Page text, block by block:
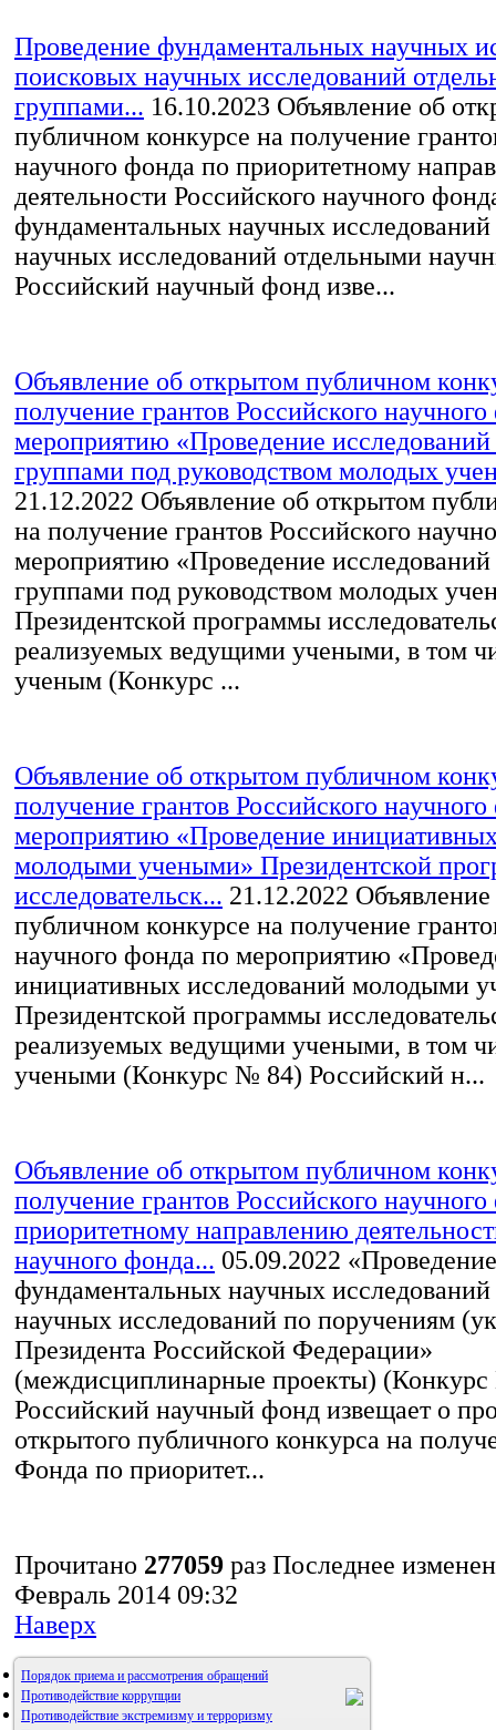
Проведение фундаментальных научных
поисковых научных исследований
группами... 16.10.2023 Объявление об
публичном конкурсе на получение
научного фонда по приоритетному
деятельности Российского научного
фундаментальных научных
научных исследований отдельными
Российский научный фонд изве...
Объявление об открытом публичном
получение грантов Российского
мероприятию «Проведение
группами под руководством молодых
21.12.2022 Объявление об открытом
на получение грантов Российского
мероприятию «Проведение
группами под руководством молодых
Президентской программы
реализуемых ведущими учеными, в том
ученым (Конкурс ...
Объявление об открытом публичном
получение грантов Российского
мероприятию «Проведение
молодыми учеными» Президентской
исследовательск... 21.12.2022
публичном конкурсе на получение
научного фонда по мероприятию
инициативных исследований молодыми
Президентской программы
реализуемых ведущими учеными, в том
учеными (Конкурс № 84) Российский н...
Объявление об открытом публичном
получение грантов Российского
приоритетному направлению
научного фонда... 05.09.2022 «Проведение
фундаментальных научных
научных исследований по поручениям
Президента Российской Федерации»
(междисциплинарные проекты)
Российский научный фонд извещает о
открытого публичного конкурса на
Фонда по приоритет...
Прочитано 277059 раз Последнее
Февраль 2014 09:32
Наверх
Порядок приема и рассмотрения обращений
Противодействие коррупции
Противодействие экстремизму и терроризму